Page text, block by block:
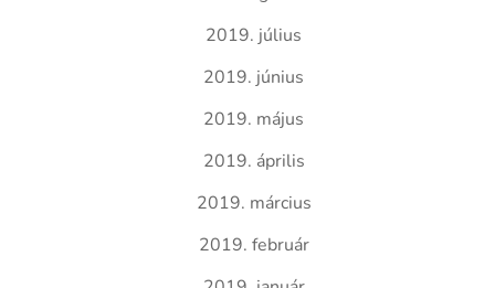
2019. július
2019. június
2019. május
2019. április
2019. március
2019. február